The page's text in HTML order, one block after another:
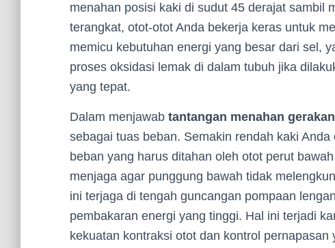
menahan posisi kaki di sudut 45 derajat sambil
terangkat, otot-otot Anda bekerja keras untuk
memicu kebutuhan energi yang besar dari sel,
proses oksidasi lemak di dalam tubuh jika
yang tepat.
Dalam menjawab tantangan menahan gerakan
sebagai tuas beban. Semakin rendah kaki
beban yang harus ditahan oleh otot perut
menjaga agar punggung bawah tidak
ini terjaga di tengah guncangan pompaan
pembakaran energi yang tinggi. Hal ini terjadi
kekuatan kontraksi otot dan kontrol